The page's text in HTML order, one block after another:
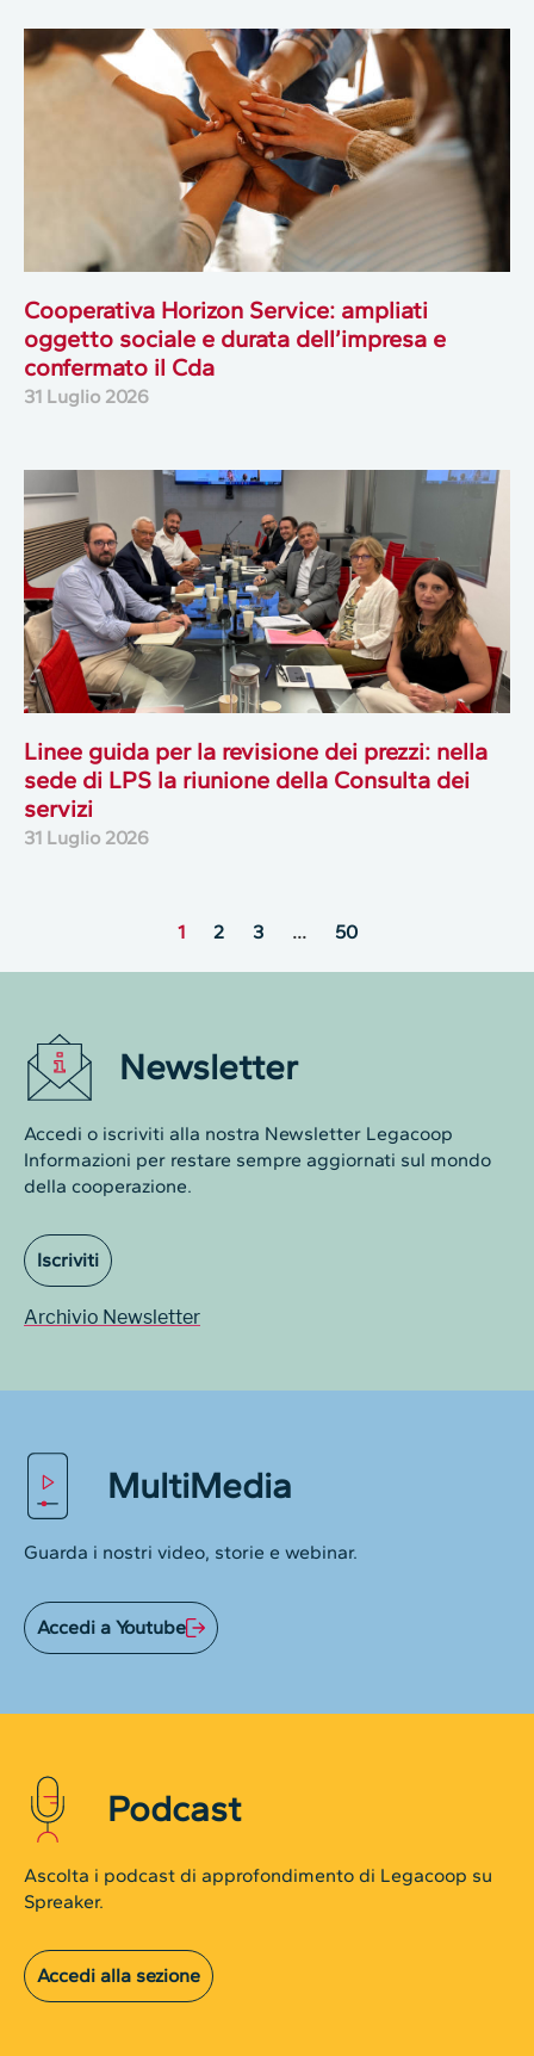
Cooperativa Horizon Service: ampliati
oggetto sociale e durata dell’impresa e
confermato il Cda
31 Luglio 2026
Linee guida per la revisione dei prezzi: nella
sede di LPS la riunione della Consulta dei
servizi
31 Luglio 2026
1 2 3 … 50
Newsletter
Accedi o iscriviti alla nostra Newsletter Legacoop
Informazioni per restare sempre aggiornati sul mondo
della cooperazione.
Iscriviti
Archivio Newsletter
MultiMedia
Guarda i nostri video, storie e webinar.
Accedi a Youtube
Podcast
Ascolta i podcast di approfondimento di Legacoop su
Spreaker.
Accedi alla sezione